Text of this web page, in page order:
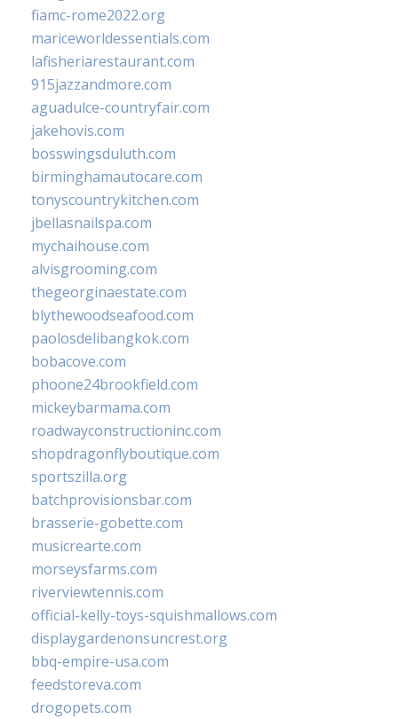
fiamc-rome2022.org
mariceworldessentials.com
lafisheriarestaurant.com
915jazzandmore.com
aguadulce-countryfair.com
jakehovis.com
bosswingsduluth.com
birminghamautocare.com
tonyscountrykitchen.com
jbellasnailspa.com
mychaihouse.com
alvisgrooming.com
thegeorginaestate.com
blythewoodseafood.com
paolosdelibangkok.com
bobacove.com
phoone24brookfield.com
mickeybarmama.com
roadwayconstructioninc.com
shopdragonflyboutique.com
sportszilla.org
batchprovisionsbar.com
brasserie-gobette.com
musicrearte.com
morseysfarms.com
riverviewtennis.com
official-kelly-toys-squishmallows.com
displaygardenonsuncrest.org
bbq-empire-usa.com
feedstoreva.com
drogopets.com